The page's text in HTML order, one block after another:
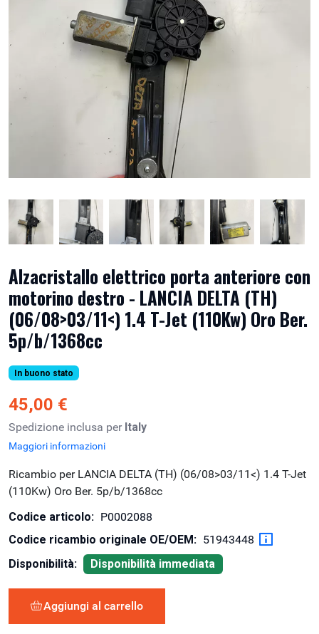
Alzacristallo elettrico porta anteriore con
motorino destro - LANCIA DELTA (TH)
(06/08>03/11<) 1.4 T-Jet (110Kw) Oro Ber.
5p/b/1368cc
In buono stato
45,00 €
Spedizione inclusa per Italy
Maggiori informazioni
Ricambio per LANCIA DELTA (TH) (06/08>03/11<) 1.4 T-Jet
(110Kw) Oro Ber. 5p/b/1368cc
Codice articolo: P0002088
Codice ricambio originale OE/OEM: 51943448
Disponibilità:
Disponibilità immediata
Aggiungi al carrello